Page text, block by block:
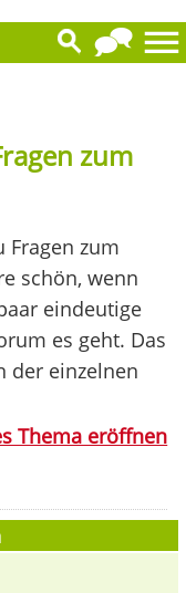
zum
zum
schön, wenn
eindeutige
es geht. Das
der einzelnen
Thema eröffnen